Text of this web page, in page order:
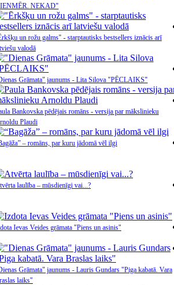
NEKAD"
un rožu galms" - starptautisks bestsellers iznācis arī
valodā
Grāmata" jaunums - Lita Silova "PĒCLAIKS"
Bankovska pēdējais romāns - versija par mākslinieku
Plaudi
– romāns, par kuru jādomā vēl ilgi
laulība – mūsdienīgi vai...?
Ievas Veides grāmata "Piens un asinis"
Grāmata" jaunums - Lauris Gundars "Piga kabatā. Vara
laiks"